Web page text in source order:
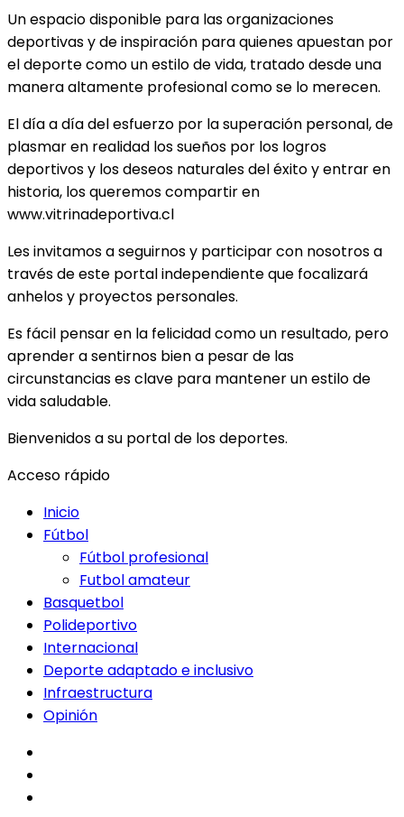
Un espacio disponible para las organizaciones
deportivas y de inspiración para quienes apuestan por
el deporte como un estilo de vida, tratado desde una
manera altamente profesional como se lo merecen.
El día a día del esfuerzo por la superación personal, de
plasmar en realidad los sueños por los logros
deportivos y los deseos naturales del éxito y entrar en
historia, los queremos compartir en
www.vitrinadeportiva.cl
Les invitamos a seguirnos y participar con nosotros a
través de este portal independiente que focalizará
anhelos y proyectos personales.
Es fácil pensar en la felicidad como un resultado, pero
aprender a sentirnos bien a pesar de las
circunstancias es clave para mantener un estilo de
vida saludable.
Bienvenidos a su portal de los deportes.
Acceso rápido
Inicio
Fútbol
Fútbol profesional
Futbol amateur
Basquetbol
Polideportivo
Internacional
Deporte adaptado e inclusivo
Infraestructura
Opinión